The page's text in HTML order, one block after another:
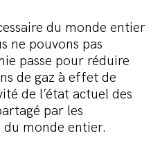
du monde entier
ne pouvons pas
passe pour réduire
de gaz à effet de
de l’état actuel des
par les
monde entier.